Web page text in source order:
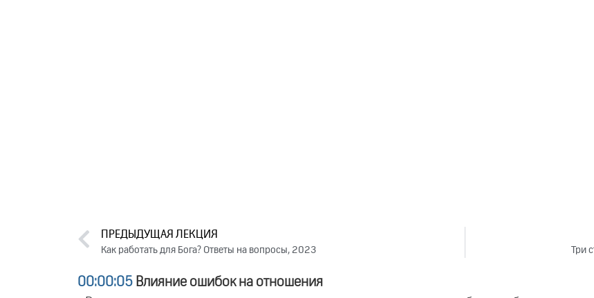
ПРЕДЫДУЩАЯ ЛЕКЦИЯ
Как работать для Бога? Ответы на вопросы, 2023 Три
00:00:05 Влияние ошибок на отношения